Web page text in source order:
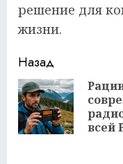
решение для
жизни.
чтение
Назад
всей